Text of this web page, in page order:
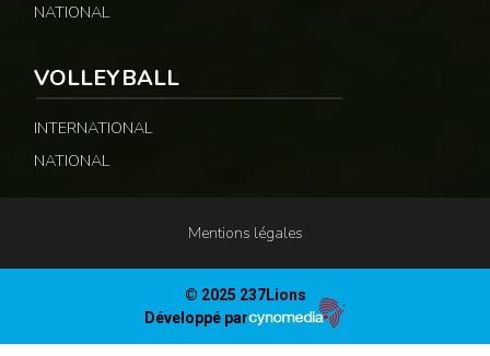
NATIONAL
VOLLEYBALL
INTERNATIONAL
NATIONAL
Mentions légales
© 2025 237Lions
Développé par